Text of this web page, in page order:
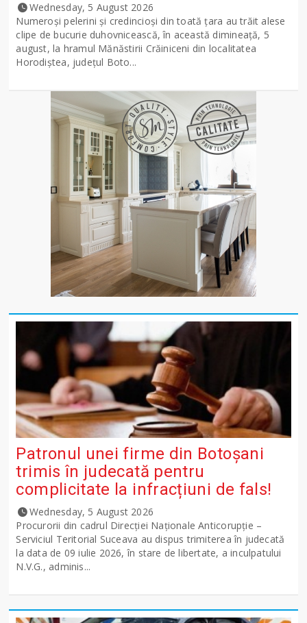
Wednesday, 5 August 2026
Numeroși pelerini și credincioși din toată țara au trăit alese
clipe de bucurie duhovnicească, în această dimineață, 5
august, la hramul Mănăstirii Crăiniceni din localitatea
Horodiștea, județul Boto...
Patronul unei firme din Botoșani
trimis în judecată pentru
complicitate la infracțiuni de fals!
Wednesday, 5 August 2026
Procurorii din cadrul Direcției Naționale Anticorupție –
Serviciul Teritorial Suceava au dispus trimiterea în judecată
la data de 09 iulie 2026, în stare de libertate, a inculpatului
N.V.G., adminis...